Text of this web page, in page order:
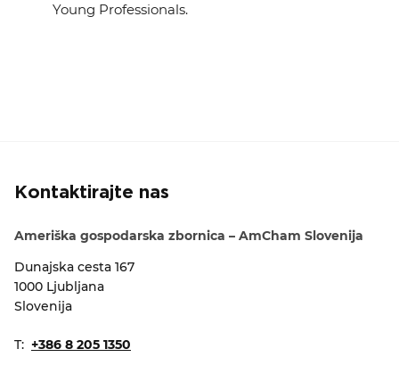
Young Professionals.
Kontaktirajte nas
Ameriška gospodarska zbornica – AmCham Slovenija
Dunajska cesta 167
1000 Ljubljana
Slovenija
T: +386 8 205 1350